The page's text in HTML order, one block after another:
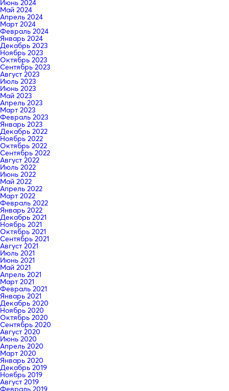
Июнь 2024
Май 2024
Апрель 2024
Март 2024
Февраль 2024
Январь 2024
Декабрь 2023
Ноябрь 2023
Октябрь 2023
Сентябрь 2023
Август 2023
Июль 2023
Июнь 2023
Май 2023
Апрель 2023
Март 2023
Февраль 2023
Январь 2023
Декабрь 2022
Ноябрь 2022
Октябрь 2022
Сентябрь 2022
Август 2022
Июль 2022
Июнь 2022
Май 2022
Апрель 2022
Март 2022
Февраль 2022
Январь 2022
Декабрь 2021
Ноябрь 2021
Октябрь 2021
Сентябрь 2021
Август 2021
Июль 2021
Июнь 2021
Май 2021
Апрель 2021
Март 2021
Февраль 2021
Январь 2021
Декабрь 2020
Ноябрь 2020
Октябрь 2020
Сентябрь 2020
Август 2020
Июнь 2020
Апрель 2020
Март 2020
Январь 2020
Декабрь 2019
Ноябрь 2019
Август 2019
Февраль 2019